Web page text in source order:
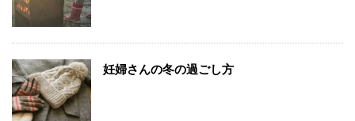
妊婦さんの冬の過ごし方